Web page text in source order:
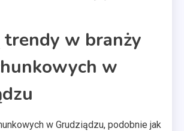
trendy w branży
w
w Grudziądzu, podobnie jak